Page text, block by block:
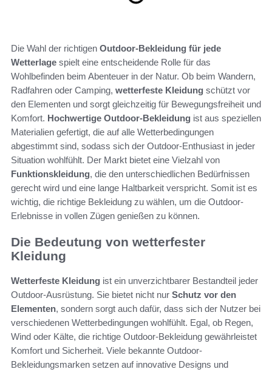
Die Wahl der richtigen Outdoor-Bekleidung für jede
Wetterlage spielt eine entscheidende Rolle für das
Wohlbefinden beim Abenteuer in der Natur. Ob beim Wandern,
Radfahren oder Camping, wetterfeste Kleidung schützt vor
den Elementen und sorgt gleichzeitig für Bewegungsfreiheit und
Komfort. Hochwertige Outdoor-Bekleidung ist aus speziellen
Materialien gefertigt, die auf alle Wetterbedingungen
abgestimmt sind, sodass sich der Outdoor-Enthusiast in jeder
Situation wohlfühlt. Der Markt bietet eine Vielzahl von
Funktionskleidung, die den unterschiedlichen Bedürfnissen
gerecht wird und eine lange Haltbarkeit verspricht. Somit ist es
wichtig, die richtige Bekleidung zu wählen, um die Outdoor-
Erlebnisse in vollen Zügen genießen zu können.
Die Bedeutung von wetterfester
Kleidung
Wetterfeste Kleidung ist ein unverzichtbarer Bestandteil jeder
Outdoor-Ausrüstung. Sie bietet nicht nur Schutz vor den
Elementen, sondern sorgt auch dafür, dass sich der Nutzer bei
verschiedenen Wetterbedingungen wohlfühlt. Egal, ob Regen,
Wind oder Kälte, die richtige Outdoor-Bekleidung gewährleistet
Komfort und Sicherheit. Viele bekannte Outdoor-
Bekleidungsmarken setzen auf innovative Designs und